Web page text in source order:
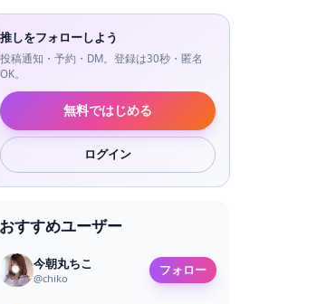
推しをフォローしよう
投稿通知・予約・DM。登録は30秒・匿名
OK。
無料ではじめる
ログイン
おすすめユーザー
今朝丸ちこ
@chiko フォロー